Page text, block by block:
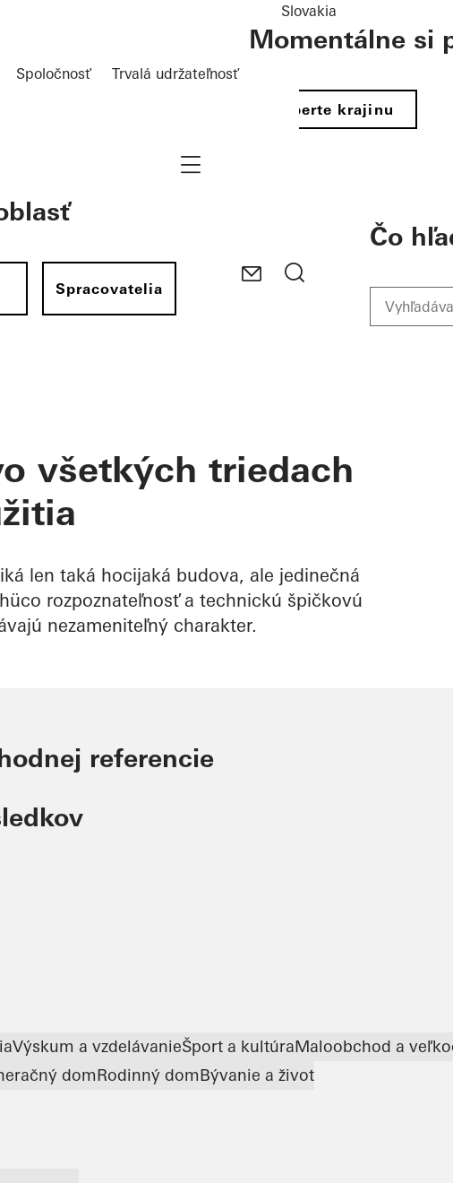
Spoločnosť Trvalá udržateľnosť
Slovakia
Momentálne si
Vyberte krajinu
Spracovatelia
Navigation öffnen
Čo
všetkých triedach
len taká hocijaká budova, ale jedinečná
rozpoznateľnosť a technickú špičkovú
nezameniteľný charakter.
referencie
Výskum a vzdelávanieŠport a kultúraMaloobchod a
domRodinný domBývanie a život